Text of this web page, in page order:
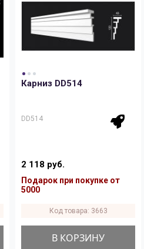
Карниз DD514
DD514
2 118 руб.
Подарок при покупке от
5000
Код товара: 3663
В КОРЗИНУ